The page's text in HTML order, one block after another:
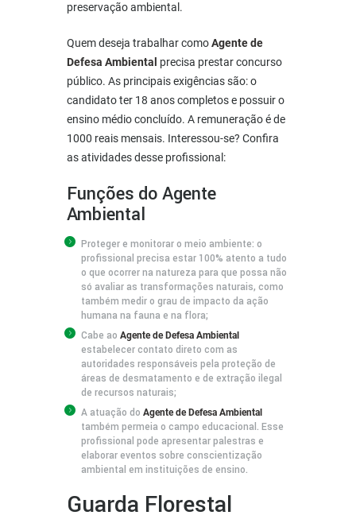
preservação ambiental.
Quem deseja trabalhar comoAgente de
Defesa Ambiental precisa prestar concurso
público. As principais exigências são: o
candidato ter 18 anos completos e possuir o
ensino médio concluído. A remuneração é de
1000 reais mensais. Interessou-se? Confira
as atividades desse profissional:
Funções do Agente
Ambiental
Proteger e monitorar o meio ambiente: o
profissional precisa estar 100% atento a tudo
o que ocorrer na natureza para que possa não
só avaliar as transformações naturais, como
também medir o grau de impacto da ação
humana na fauna e na flora;
Cabe ao Agente de Defesa Ambiental
estabelecer contato direto com as
autoridades responsáveis pela proteção de
áreas de desmatamento e de extração ilegal
de recursos naturais;
A atuação do Agente de Defesa Ambiental
também permeia o campo educacional. Esse
profissional pode apresentar palestras e
elaborar eventos sobre conscientização
ambiental em instituições de ensino.
Guarda Florestal